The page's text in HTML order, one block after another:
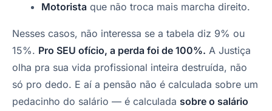
Motorista que não troca mais marcha direito.
Nesses casos, não interessa se a tabela diz 9% ou
15%. Pro SEU ofício, a perda foi de 100%. A Justiça
olha pra sua vida profissional inteira destruída, não
só pro dedo. E aí a pensão não é calculada sobre um
pedacinho do salário — é calculada sobre o salário